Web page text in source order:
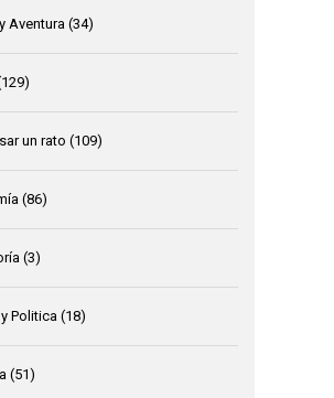
Aventura (34)
un rato (109)
(86)
(3)
Politica (18)
(51)